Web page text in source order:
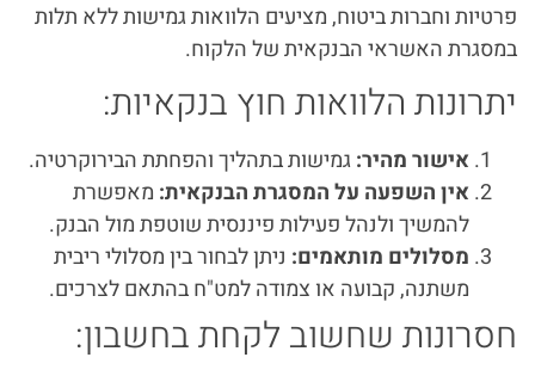
פרטיות וחברות ביטוח, מציעים הלוואות גמישות ללא תלות
במסגרת האשראי הבנקאית של הלקוח.
יתרונות הלוואות חוץ בנקאיות:
אישור מהיר:גמישות בתהליך והפחתת הבירוקרטיה.
אין השפעה על המסגרת הבנקאית: מאפשרת
להמשיך ולנהל פעילות פיננסית שוטפת מול הבנק.
מסלולים מותאמים: ניתן לבחור בין מסלולי ריבית
משתנה, קבועה או צמודה למט"ח בהתאם לצרכים.
חסרונות שחשוב לקחת בחשבון: